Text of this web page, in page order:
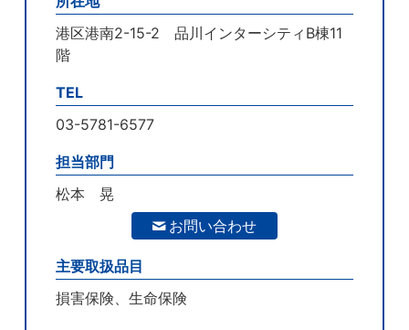
港区港南2-15-2 品川インターシティB棟11
階
TEL
03-5781-6577
担当部門
松本 晃
お問い合わせ
主要取扱品目
損害保険、生命保険